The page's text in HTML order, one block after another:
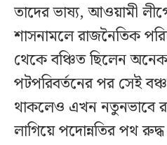
তাদের ভাষ্য, আওয়ামী
শাসনামলে রাজনৈতিক
থেকে বঞ্চিত ছিলেন অনেক
পটপরিবর্তনের পর সেই
থাকলেও এখন নতুনভাবে
লাগিয়ে পদোন্নতির পথ রুদ্ধ